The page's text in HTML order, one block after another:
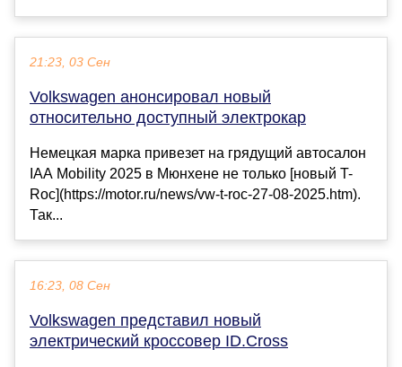
21:23, 03 Сен
Volkswagen анонсировал новый
относительно доступный электрокар
Немецкая марка привезет на грядущий автосалон
IAA Mobility 2025 в Мюнхене не только [новый T-
Roc](https://motor.ru/news/vw-t-roc-27-08-2025.htm).
Так...
16:23, 08 Сен
Volkswagen представил новый
электрический кроссовер ID.Cross